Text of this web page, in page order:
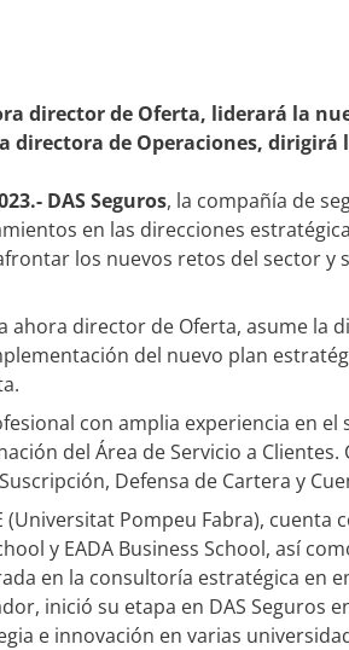
director de Oferta, liderará la
directora de Operaciones,
DAS Seguros, la compañía de
en las direcciones
los nuevos retos del sector
ahora director de Oferta, asume la
del nuevo plan
con amplia experiencia en
del Área de Servicio a
Defensa de Cartera y
(Universitat Pompeu Fabra),
y EADA Business School, así
en la consultoría estratégica en
inició su etapa en DAS Seguros
e innovación en varias